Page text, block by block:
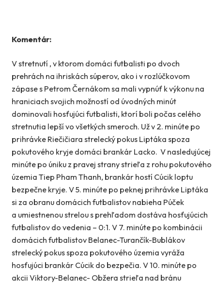
Komentár:
V stretnutí , v ktorom domáci futbalisti po dvoch
prehrách na ihriskách súperov, ako i v rozlúčkovom
zápase s Petrom Černákom sa mali vypnúť k výkonu na
hraniciach svojich možností od úvodných minút
dominovali hosťujúci futbalisti, ktorí boli počas celého
stretnutia lepší vo všetkých smeroch. Už v 2. minúte po
prihrávke Riečičiara strelecký pokus Liptáka spoza
pokutového kryje domáci brankár Lacko. V nasledujúcej
minúte po úniku z pravej strany strieľa z rohu pokutového
územia Tiep Pham Thanh, brankár hostí Cúcik loptu
bezpečne kryje. V 5. minúte po peknej prihrávke Liptáka
si za obranu domácich futbalistov nabieha Púček
a umiestnenou strelou s prehľadom dostáva hosťujúcich
futbalistov do vedenia – 0:1. V 7. minúte po kombinácii
domácich futbalistov Belanec-Turančík-Bublákov
strelecký pokus spoza pokutového územia vyráža
hosťujúci brankár Cúcik do bezpečia. V 10. minúte po
akcii Viktory-Belanec- Obžera strieľa nad bránu